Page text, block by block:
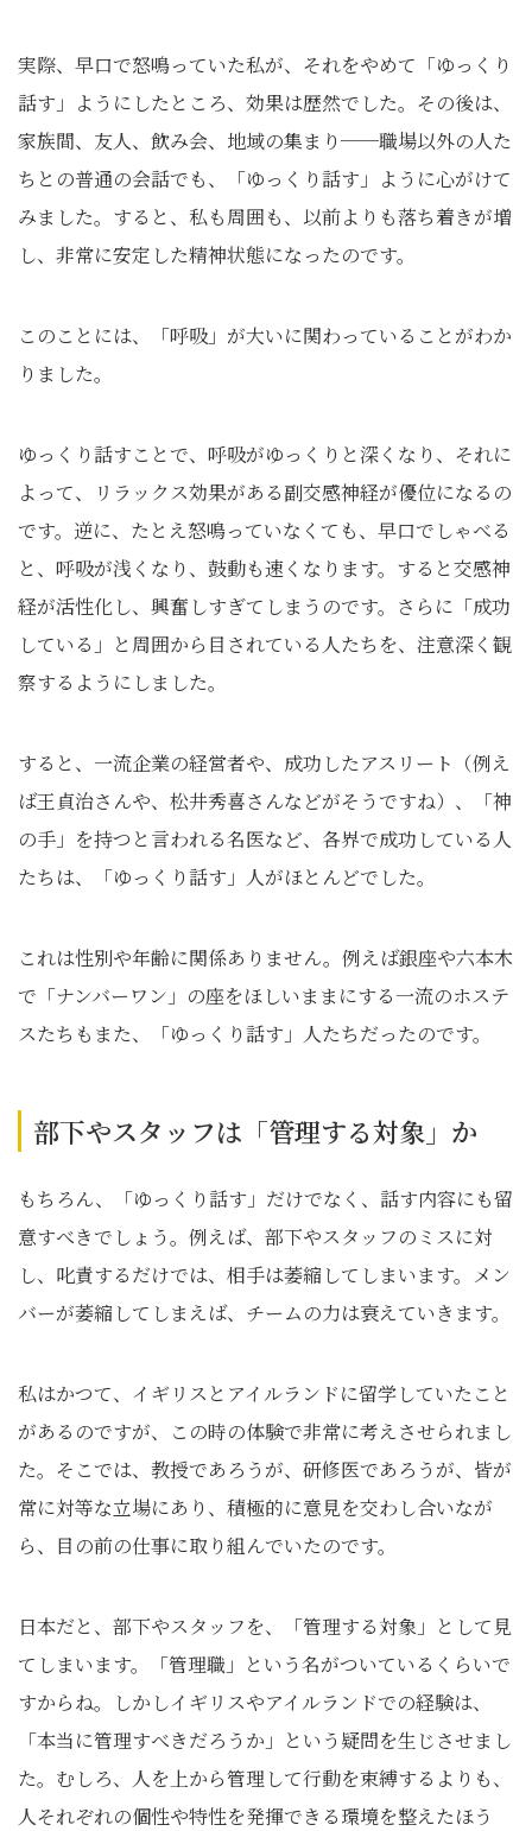
実際、早口で怒鳴っていた私が、それをやめて「ゆっくり
話す」ようにしたところ、効果は歴然でした。その後は、
家族間、友人、飲み会、地域の集まり──職場以外の人た
ちとの普通の会話でも、「ゆっくり話す」ように心がけて
みました。すると、私も周囲も、以前よりも落ち着きが増
し、非常に安定した精神状態になったのです。
このことには、「呼吸」が大いに関わっていることがわか
りました。
ゆっくり話すことで、呼吸がゆっくりと深くなり、それに
よって、リラックス効果がある副交感神経が優位になるの
です。逆に、たとえ怒鳴っていなくても、早口でしゃべる
と、呼吸が浅くなり、鼓動も速くなります。すると交感神
経が活性化し、興奮しすぎてしまうのです。さらに「成功
している」と周囲から目されている人たちを、注意深く観
察するようにしました。
すると、一流企業の経営者や、成功したアスリート（例え
ば王貞治さんや、松井秀喜さんなどがそうですね）、「神
の手」を持つと言われる名医など、各界で成功している人
たちは、「ゆっくり話す」人がほとんどでした。
これは性別や年齢に関係ありません。例えば銀座や六本木
で「ナンバーワン」の座をほしいままにする一流のホステ
スたちもまた、「ゆっくり話す」人たちだったのです。
部下やスタッフは「管理する対象」か
もちろん、「ゆっくり話す」だけでなく、話す内容にも留
意すべきでしょう。例えば、部下やスタッフのミスに対
し、叱責するだけでは、相手は萎縮してしまいます。メン
バーが萎縮してしまえば、チームの力は衰えていきます。
私はかつて、イギリスとアイルランドに留学していたこと
があるのですが、この時の体験で非常に考えさせられまし
た。そこでは、教授であろうが、研修医であろうが、皆が
常に対等な立場にあり、積極的に意見を交わし合いなが
ら、目の前の仕事に取り組んでいたのです。
日本だと、部下やスタッフを、「管理する対象」として見
てしまいます。「管理職」という名がついているくらいで
すからね。しかしイギリスやアイルランドでの経験は、
「本当に管理すべきだろうか」という疑問を生じさせまし
た。むしろ、人を上から管理して行動を束縛するよりも、
人それぞれの個性や特性を発揮できる環境を整えたほう